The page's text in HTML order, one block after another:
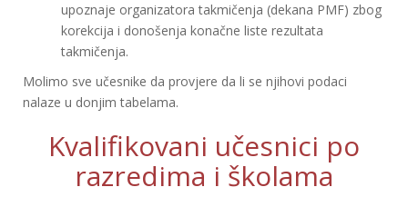
upoznaje organizatora takmičenja (dekana PMF) zbog
korekcija i donošenja konačne liste rezultata
takmičenja.
Molimo sve učesnike da provjere da li se njihovi podaci
nalaze u donjim tabelama.
Kvalifikovani učesnici po
razredima i školama